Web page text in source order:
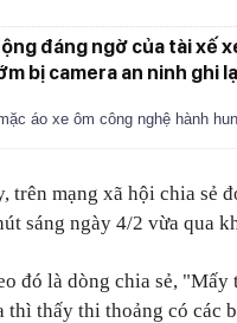
đáng ngờ của tài xế
bị camera an ninh ghi
áo xe ôm công nghệ hành
trên mạng xã hội chia sẻ
sáng ngày 4/2 vừa qua
đó là dòng chia sẻ,
thì thấy thi thoảng có các